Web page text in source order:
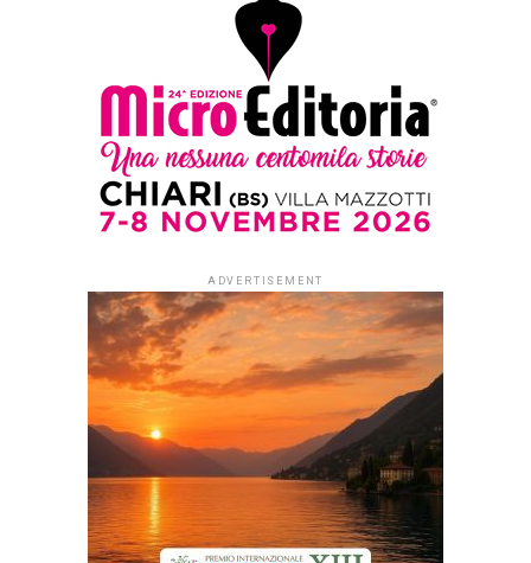
nuovi abbonati: “Tre nomi” di
Florence Knapp
2 mesi ago on
31 Maggio 2026
By Redazione Leggere:tutti
tempesta catastrofica,
Cora parte per registrare la
nascita del figlio. Suo
marito Gordon, un medico
rispettato dalla comunità,
ma una presenza
terrificante tra le mura
domestiche, vuole che dia
al neonato il suo stesso
nome. Ma quando